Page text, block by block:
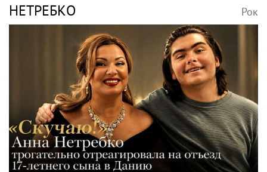
НЕТРЕБКО Рок